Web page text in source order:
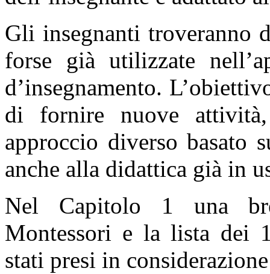
Gli insegnanti troveranno
forse già utilizzate
d’insegnamento.
di fornire nuove
approccio diverso basato
anche alla didattica già in
Nel Capitolo 1 una
Montessori e la lista dei
stati presi in